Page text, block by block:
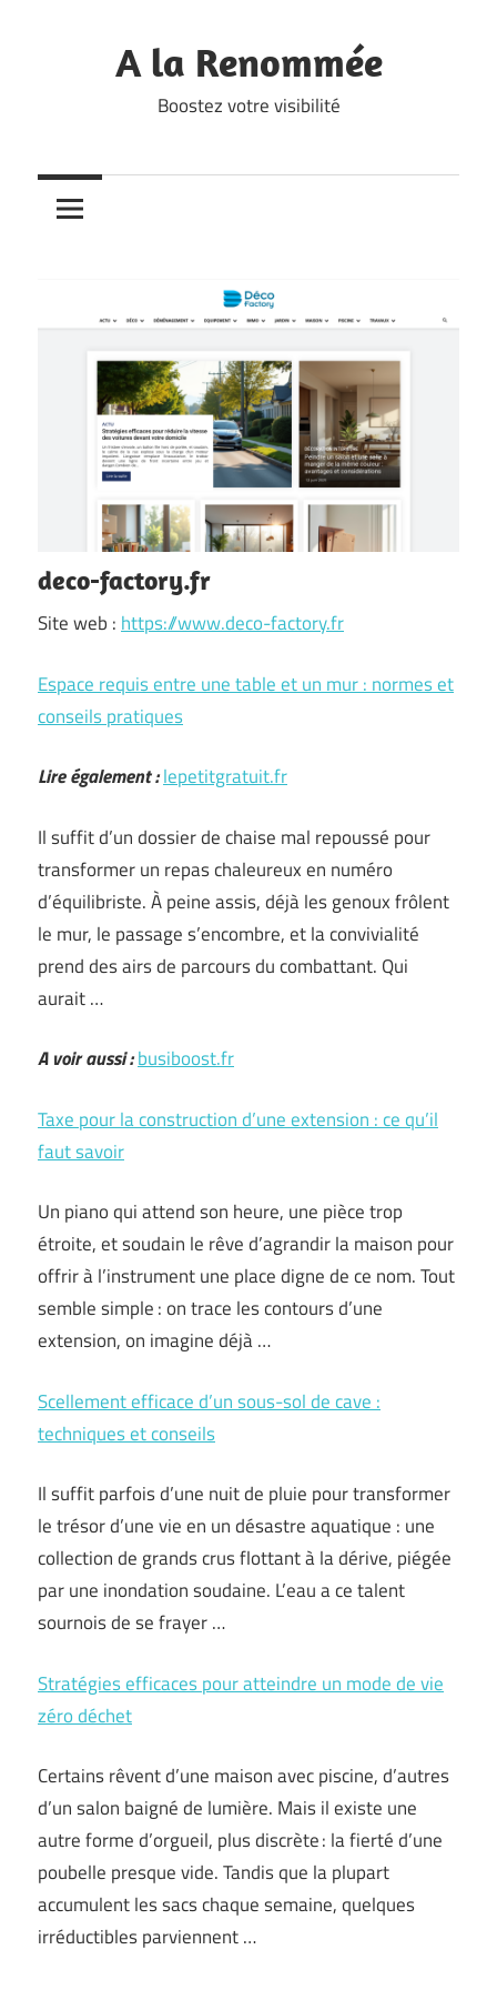
A la Renommée
Boostez votre visibilité
deco-factory.fr
Site web : https://www.deco-factory.fr
Espace requis entre une table et un mur : normes et
conseils pratiques
Lire également :lepetitgratuit.fr
Il suffit d’un dossier de chaise mal repoussé pour
transformer un repas chaleureux en numéro
d’équilibriste. À peine assis, déjà les genoux frôlent
le mur, le passage s’encombre, et la convivialité
prend des airs de parcours du combattant. Qui
aurait …
A voir aussi :busiboost.fr
Taxe pour la construction d’une extension : ce qu’il
faut savoir
Un piano qui attend son heure, une pièce trop
étroite, et soudain le rêve d’agrandir la maison pour
offrir à l’instrument une place digne de ce nom. Tout
semble simple : on trace les contours d’une
extension, on imagine déjà …
Scellement efficace d’un sous-sol de cave :
techniques et conseils
Il suffit parfois d’une nuit de pluie pour transformer
le trésor d’une vie en un désastre aquatique : une
collection de grands crus flottant à la dérive, piégée
par une inondation soudaine. L’eau a ce talent
sournois de se frayer …
Stratégies efficaces pour atteindre un mode de vie
zéro déchet
Certains rêvent d’une maison avec piscine, d’autres
d’un salon baigné de lumière. Mais il existe une
autre forme d’orgueil, plus discrète : la fierté d’une
poubelle presque vide. Tandis que la plupart
accumulent les sacs chaque semaine, quelques
irréductibles parviennent …